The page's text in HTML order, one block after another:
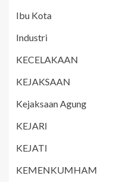
Ibu Kota
Industri
KECELAKAAN
KEJAKSAAN
Kejaksaan Agung
KEJARI
KEJATI
KEMENKUMHAM